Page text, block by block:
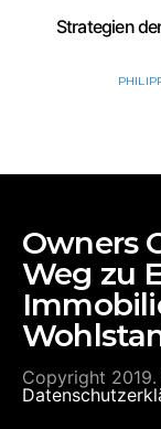
Strategien
Owners
Weg zu
Copyright